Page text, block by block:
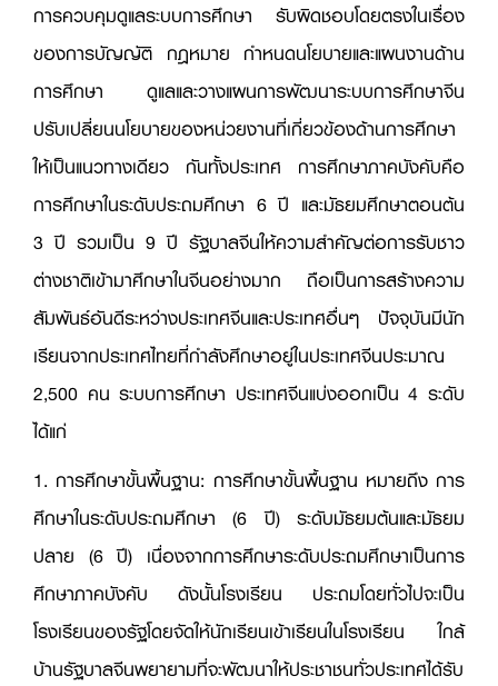
การควบคุมดูแลระบบการศึกษา รับผิดชอบโดยตรงในเรื่อง
ของการบัญญัติ กฎหมาย กำหนดนโยบายและแผนงานด้าน
การศึกษา ดูแลและวางแผนการพัฒนาระบบการศึกษาจีน
ปรับเปลี่ยนนโยบายของหน่วยงานที่เกี่ยวข้องด้านการศึกษา
ให้เป็นแนวทางเดียว กันทั้งประเทศ การศึกษาภาคบังคับคือ
การศึกษาในระดับประถมศึกษา 6 ปี และมัธยมศึกษาตอนต้น
3 ปี รวมเป็น 9 ปี รัฐบาลจีนให้ความสำคัญต่อการรับชาว
ต่างชาติเข้ามาศึกษาในจีนอย่างมาก ถือเป็นการสร้างความ
สัมพันธ์อันดีระหว่างประเทศจีนและประเทศอื่นๆ ปัจจุบันมีนัก
เรียนจากประเทศไทยที่กำลังศึกษาอยู่ในประเทศจีนประมาณ
2,500 คน ระบบการศึกษา ประเทศจีนแบ่งออกเป็น 4 ระดับ
ได้แก่
1. การศึกษาขั้นพื้นฐาน: การศึกษาขั้นพื้นฐาน หมายถึง การ
ศึกษาในระดับประถมศึกษา (6 ปี) ระดับมัธยมต้นและมัธยม
ปลาย (6 ปี) เนื่องจากการศึกษาระดับประถมศึกษาเป็นการ
ศึกษาภาคบังคับ ดังนั้นโรงเรียน ประถมโดยทั่วไปจะเป็น
โรงเรียนของรัฐโดยจัดให้นักเรียนเข้าเรียนในโรงเรียน ใกล้
บ้านรัฐบาลจีนพยายามที่จะพัฒนาให้ประชาชนทั่วประเทศได้รับ